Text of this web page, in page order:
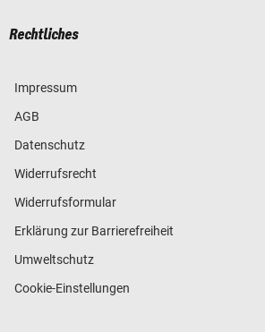
Rechtliches
Impressum
AGB
Datenschutz
Widerrufsrecht
Widerrufsformular
Erklärung zur Barrierefreiheit
Umweltschutz
Cookie-Einstellungen